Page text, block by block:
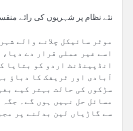
نئے نظام پر شہریوں کی رائے
موٹر سائیکل چلانے والے
اسے غیر عملی قرار دے
انڈپینڈنٹ اردو کو بتایا
آبادی اور ٹریفک کا دباؤ
سڑکوں کی حالت بہتر کیے
مسائل حل نہیں ہوں گے۔
سے گاڑیاں لین بدلنے پر